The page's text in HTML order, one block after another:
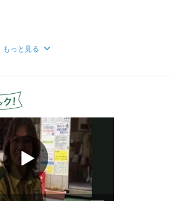
もっと見る
Play
Video